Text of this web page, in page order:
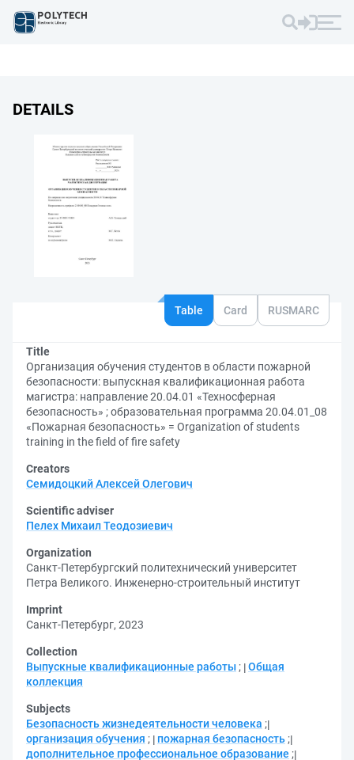
DETAILS
Table Card RUSMARC
Title
Организация обучения студентов в области пожарной
безопасности: выпускная квалификационная работа
магистра: направление 20.04.01 «Техносферная
безопасность» ; образовательная программа 20.04.01_08
«Пожарная безопасность» = Organization of students
training in the field of fire safety
Creators
Семидоцкий Алексей Олегович
Scientific adviser
Пелех Михаил Теодозиевич
Organization
Санкт-Петербургский политехнический университет
Петра Великого. Инженерно-строительный институт
Imprint
Санкт-Петербург, 2023
Collection
Выпускные квалификационные работы ; Общая
коллекция
Subjects
Безопасность жизнедеятельности человека ;
организация обучения ; пожарная безопасность ;
дополнительное профессиональное образование ;